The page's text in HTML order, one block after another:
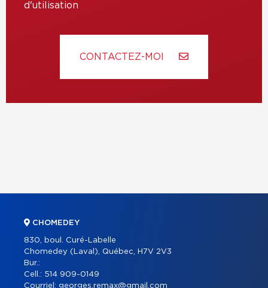
d'utilisation
CONTACTEZ-MOI
CHOMEDEY
830, boul. Curé-Labelle
Chomedey (Laval), Québec, H7V 2V3
Bur.:
Cell.: 514 909-0149
Courriel: georges.remax@gmail.com